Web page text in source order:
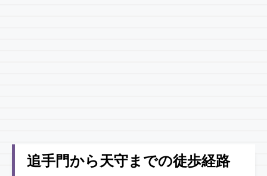
追手門から天守までの徒歩経路